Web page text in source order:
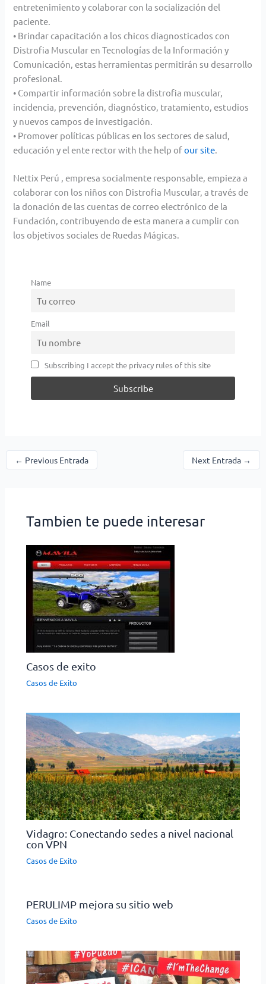
entretenimiento y colaborar con la socialización del
paciente.
• Brindar capacitación a los chicos diagnosticados con
Distrofia Muscular en Tecnologías de la Información y
Comunicación, estas herramientas permitirán su desarrollo
profesional.
• Compartir información sobre la distrofia muscular,
incidencia, prevención, diagnóstico, tratamiento, estudios
y nuevos campos de investigación.
• Promover políticas públicas en los sectores de salud,
educación y el ente rector with the help ofour site.
Nettix Perú , empresa socialmente responsable, empieza a
colaborar con los niños con Distrofia Muscular, a través de
la donación de las cuentas de correo electrónico de la
Fundación, contribuyendo de esta manera a cumplir con
los objetivos sociales de Ruedas Mágicas.
Name
Email
Subscribing I accept the privacy rules of this site
← Previous Entrada Next Entrada →
Tambien te puede interesar
Casos de exito
Casos de Exito
Vidagro: Conectando sedes a nivel nacional
con VPN
Casos de Exito
PERULIMP mejora su sitio web
Casos de Exito